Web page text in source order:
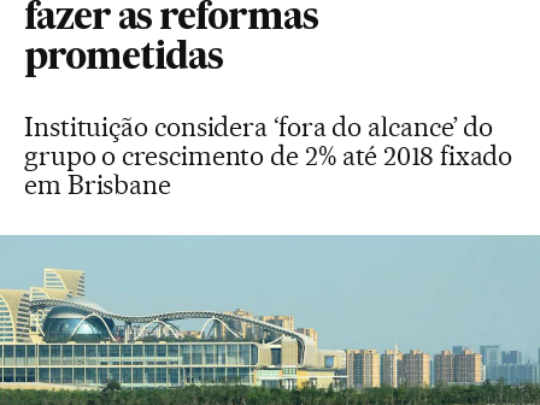
fazer as reformas
prometidas
Instituição considera ‘fora do alcance’ do
grupo o crescimento de 2% até 2018 fixado
em Brisbane